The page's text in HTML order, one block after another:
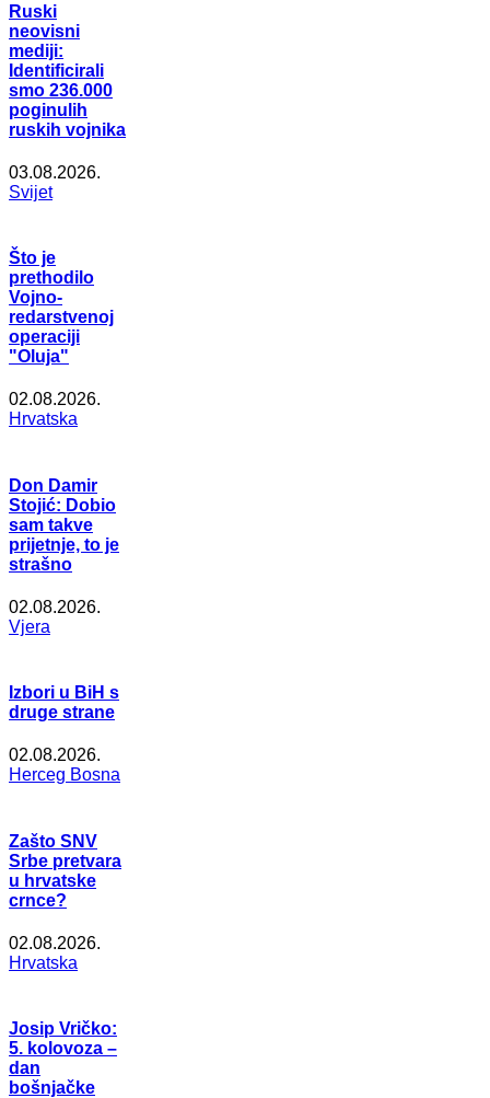
Ruski
neovisni
mediji:
Identificirali
smo 236.000
poginulih
ruskih vojnika
03.08.2026.
Svijet
Što je
prethodilo
Vojno-
redarstvenoj
operaciji
"Oluja"
02.08.2026.
Hrvatska
Don Damir
Stojić: Dobio
sam takve
prijetnje, to je
strašno
02.08.2026.
Vjera
Izbori u BiH s
druge strane
02.08.2026.
Herceg Bosna
Zašto SNV
Srbe pretvara
u hrvatske
crnce?
02.08.2026.
Hrvatska
Josip Vričko:
5. kolovoza –
dan
bošnjačke